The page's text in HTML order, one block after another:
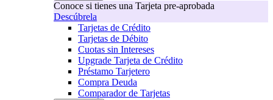
Conoce si tienes una Tarjeta pre-aprobada
Descúbrela
Tarjetas de Crédito
Tarjetas de Débito
Cuotas sin Intereses
Upgrade Tarjeta de Crédito
Préstamo Tarjetero
Compra Deuda
Comparador de Tarjetas